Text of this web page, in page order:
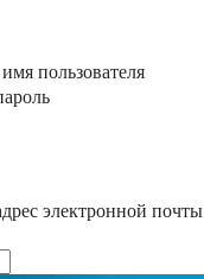
пользователя
электронной почты